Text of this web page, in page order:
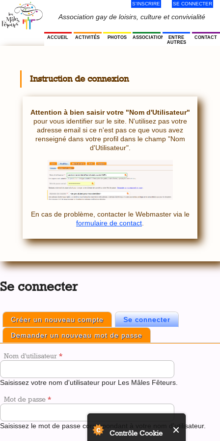
Contrôle Cookie
navigation
Association gay de loisirs, culture et convivialité
Menu
Utilisateur
S'INSCRIRE SE CONNECTER
ACCUEIL ACTIVITÉS PHOTOS ASSOCIATION
ENTRE
AUTRES
CONTACT
Instruction de connexion
Attention à bien saisir votre "Nom d'Utilisateur"
pour vous identifier sur le site. N'utilisez pas votre
adresse email si ce n'est pas ce que vous avez
renseigné dans votre profil dans le champ "Nom
d'Utilisateur".
En cas de problème, contacter le Webmaster via le
formulaire de contact
Back
top
Se connecter
Onglets
principaux
Créer un nouveau compte Se connecter(onglet actif)
Demander un nouveau mot de passe
Nom d'utilisateur *
Saisissez votre nom d'utilisateur pour Les Mâles Fêteurs.
Mot de passe *
Saisissez le mot de passe correspondant à votre nom d'utilisateur.